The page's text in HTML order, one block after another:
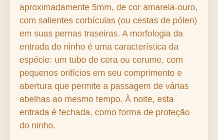
aproximadamente 5mm, de cor amarela-ouro,
com salientes corbículas (ou cestas de pólen)
em suas pernas traseiras. A morfologia da
entrada do ninho é uma característica da
espécie: um tubo de cera ou cerume, com
pequenos orifícios em seu comprimento e
abertura que permite a passagem de várias
abelhas ao mesmo tempo. À noite, esta
entrada é fechada, como forma de proteção
do ninho.